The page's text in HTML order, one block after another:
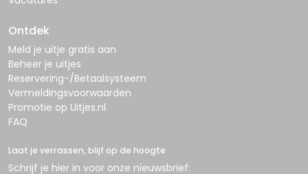
Ontdek
Meld je uitje gratis aan
Beheer je uitjes
Reservering-/Betaalsysteem
Vermeldingsvoorwaarden
Promotie op Uitjes.nl
FAQ
Laat je verrassen, blijf op de hoogte
Schrijf je hier in voor onze nieuwsbrief: